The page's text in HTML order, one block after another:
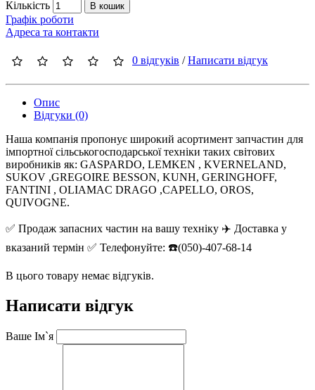
Кількість В кошик
Графік роботи
Адреса та контакти
0 відгуків /Написати відгук
Опис
Відгуки (0)
Наша компанія пропонує широкий асортимент запчастин для
імпортної сільськогосподарської техніки таких світових
виробників як: GASPARDO, LEMKEN , KVERNELAND,
SUKOV ,GREGOIRE BESSON, KUNH, GERINGHOFF,
FANTINI , OLIAMAC DRAGO ,CAPELLO, OROS,
QUIVOGNE.
✅ Продаж запасних частин на вашу техніку ✈️ Доставка у
вказаний термін ✅ Телефонуйте: ☎️(050)-407-68-14
В цього товару немає відгуків.
Написати відгук
Ваше Ім`я